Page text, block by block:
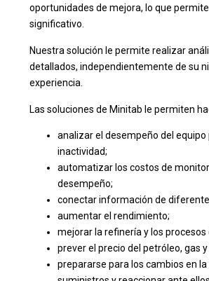
oportunidades de mejora, lo que
significativo.
Nuestra solución le permite realizar
detallados, independientemente de su
experiencia.
Las soluciones de Minitab le permiten
analizar el desempeño del equipo
inactividad;
automatizar los costos de
desempeño;
conectar información de
aumentar el rendimiento;
mejorar la refinería y los procesos
prever el precio del petróleo, gas
prepararse para los cambios en la